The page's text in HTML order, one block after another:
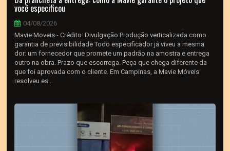
você especificou
04/08/2026
Mavie Moveis - Crédito: Divulgação Produção verticalizada como
garantia de previsibilidade Todo especificador já viveu a mesma
dor: um fornecedor que promete um padrão na amostra e entrega
outro na obra. Prazo que escorrega. Peça que chega diferente da
que foi aprovada com o cliente. Em Campinas, a Mavie Móveis
resolveu es...